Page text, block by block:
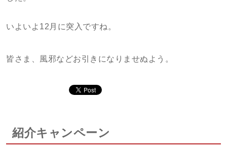
いよいよ12月に突入ですね。
皆さま、風邪などお引きになりませぬよう。
紹介キャンペーン